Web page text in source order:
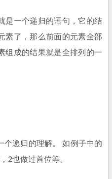
是一个递归的语句，它的结
素了，那么前面的元素全部
组成的结果就是全排列的一
个递归的理解。 如例子中的
2也做过首位等。